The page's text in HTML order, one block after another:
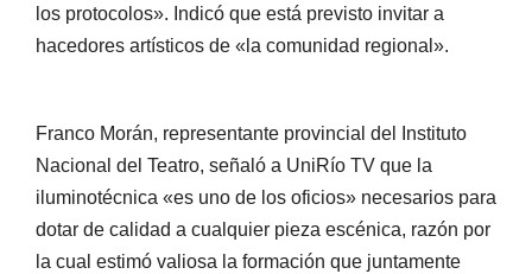
los protocolos». Indicó que está previsto invitar a
hacedores artísticos de «la comunidad regional».
Franco Morán, representante provincial del Instituto
Nacional del Teatro, señaló a UniRío TV que la
iluminotécnica «es uno de los oficios» necesarios para
dotar de calidad a cualquier pieza escénica, razón por
la cual estimó valiosa la formación que juntamente